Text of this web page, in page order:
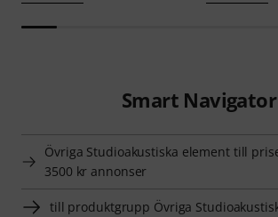
Smart Navigator
Övriga Studioakustiska element till
3500 kr annonser
till produktgrupp Övriga